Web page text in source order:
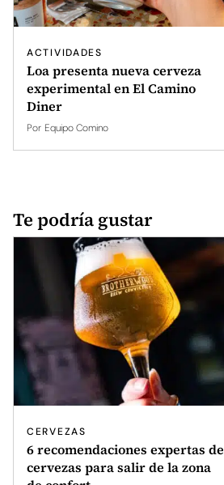
ACTIVIDADES
Loa presenta nueva cerveza
experimental en El Camino
Diner
Por Equipo Comino
Te podría gustar
CERVEZAS
6 recomendaciones expertas de
cervezas para salir de la zona